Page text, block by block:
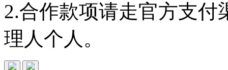
2.合作款项请走官方支
理人个人。